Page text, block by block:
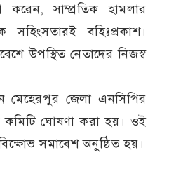
সাম্প্রতিক হামলার
সহিংসতারই বহিঃপ্রকাশ।
উপস্থিত নেতাদের নিজস্ব
জেলা এনসিপির
কমিটি ঘোষণা করা হয়। ওই
সমাবেশ অনুষ্ঠিত হয়।